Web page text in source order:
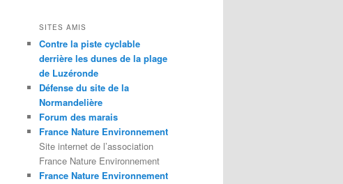
SITES AMIS
Contre la piste cyclable
derrière les dunes de la plage
de Luzéronde
Défense du site de la
Normandelière
Forum des marais
France Nature Environnement
Site internet de l’association
France Nature Environnement
France Nature Environnement